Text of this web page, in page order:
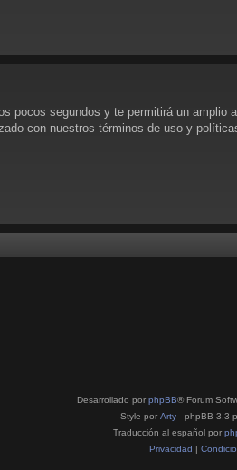
pocos segundos y te permitirá un
con nuestros términos de uso y
Desarrollado por phpBB® Forum
Style por Arty - phpBB 3.3
Traducción al español por
Privacidad |